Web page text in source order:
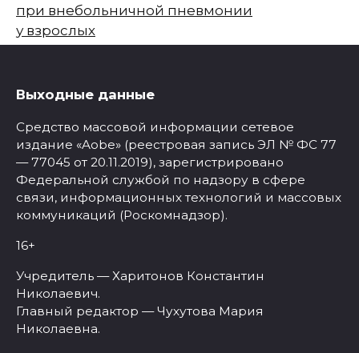
при внебольничной пневмонии
у взрослых
Выходные данные
Средство массовой информации сетевое
издание «Aobe» (реестровая запись ЭЛ № ФС 77
— 77045 от 20.11.2019), зарегистрировано
Федеральной службой по надзору в сфере
связи, информационных технологий и массовых
коммуникаций (Роскомнадзор).
16+
Учредитель — Харитонов Константин
Николаевич.
Главный редактор — Чухутова Мария
Николаевна.